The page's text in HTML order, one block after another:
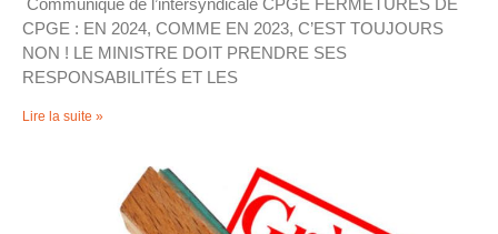
Communiqué de l’intersyndicale CPGE FERMETURES DE
CPGE : EN 2024, COMME EN 2023, C’EST TOUJOURS
NON ! LE MINISTRE DOIT PRENDRE SES
RESPONSABILITÉS ET LES
Lire la suite »